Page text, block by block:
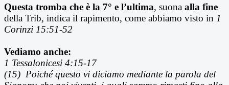
Questa tromba che è la 7° e l’ultima, suona alla fine
della Trib, indica il rapimento, come abbiamo visto in 1
Corinzi 15:51-52
Vediamo anche:
1 Tessalonicesi 4:15-17
(15) Poiché questo vi diciamo mediante la parola del